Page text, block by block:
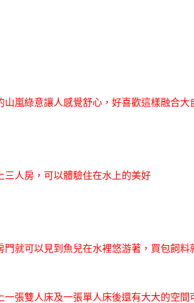
嵐綠意讓人感覺舒心，好喜歡這樣融合
三人房，可以體驗住在水上的美好
就可以見到魚兒在水裡悠游著，買包飼
張雙人床及一張單人床後還有大大的空間